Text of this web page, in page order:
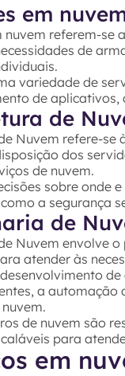
em
nuvem referem-se
de
variedade de
de aplicativos,
de
Nuvem refere-se
dos
de nuvem.
sobre onde
a segurança
de
Nuvem envolve
atender às
a automação
de nuvem são
para
em